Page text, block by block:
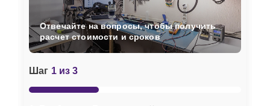
Шаг 1 из 3
Отвечайте на вопросы, чтобы получить
расчет стоимости и сроков